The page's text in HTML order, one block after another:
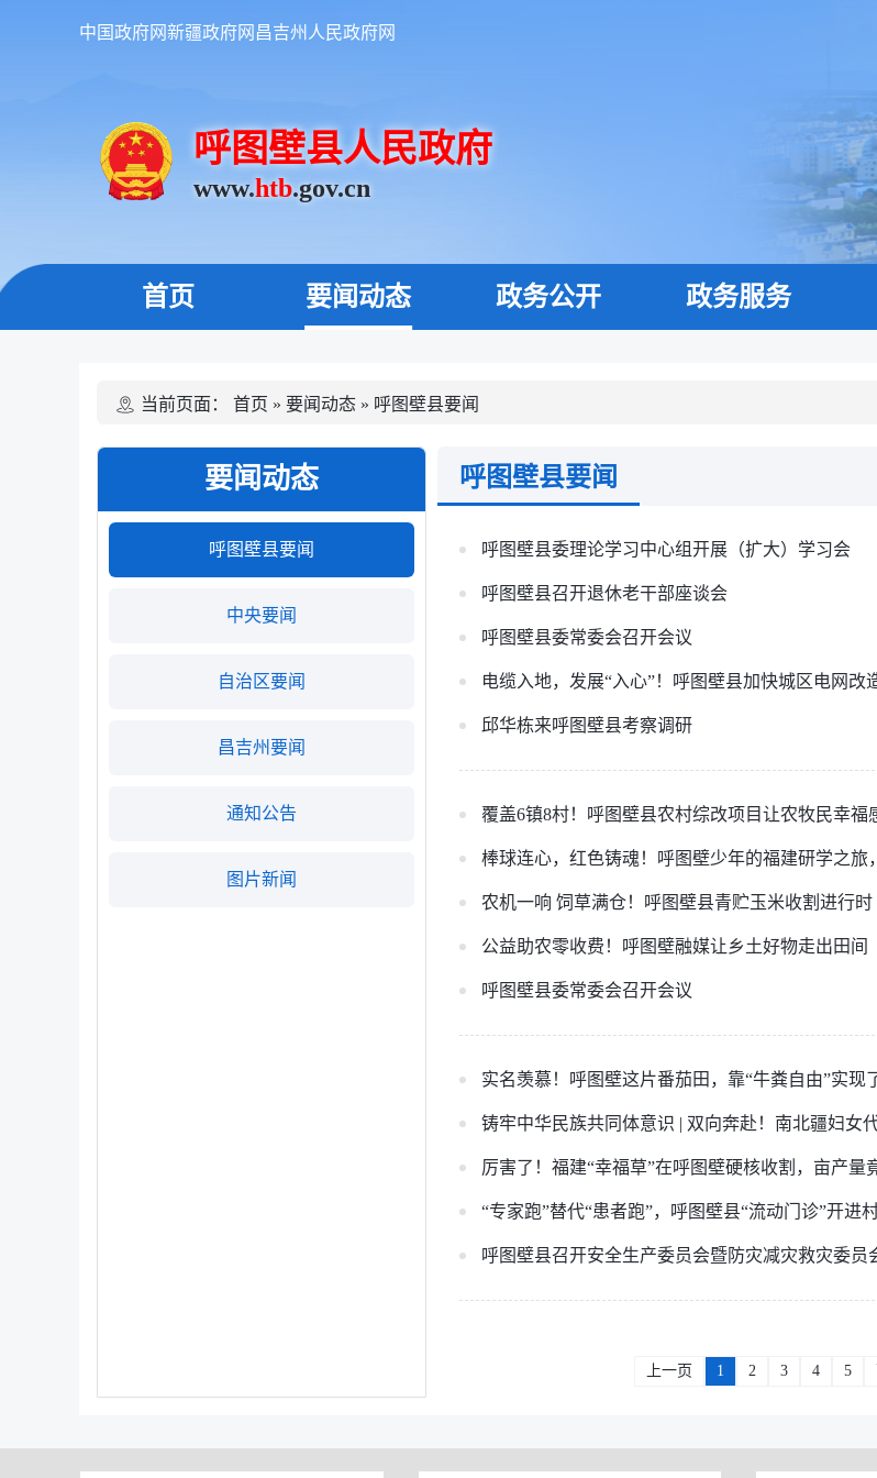
中国政府网新疆政府网 昌吉州人民政府网
呼图壁县人民政府
www.htb.gov.cn
首页 要闻动态 政务公开 政务服务
当前页面： 首页 » 要闻动态 » 呼图壁县要闻
要闻动态
呼图壁县要闻
中央要闻
自治区要闻
昌吉州要闻
通知公告
图片新闻
呼图壁县要闻
呼图壁县委理论学习中心组开展（扩大）学习会
呼图壁县召开退休老干部座谈会
呼图壁县委常委会召开会议
电缆入地，发展“入心”！呼图壁县加快城区电网改
邱华栋来呼图壁县考察调研
覆盖6镇8村！呼图壁县农村综改项目让农牧民幸福
棒球连心，红色铸魂！呼图壁少年的福建研学之旅
农机一响 饲草满仓！呼图壁县青贮玉米收割进行时
公益助农零收费！呼图壁融媒让乡土好物走出田间
呼图壁县委常委会召开会议
实名羡慕！呼图壁这片番茄田，靠“牛粪自由”实现
铸牢中华民族共同体意识 | 双向奔赴！南北疆妇女
厉害了！福建“幸福草”在呼图壁硬核收割，亩产量
“专家跑”替代“患者跑”，呼图壁县“流动门诊”开进
呼图壁县召开安全生产委员会暨防灾减灾救灾委员
上一页 1 2 3 4 5